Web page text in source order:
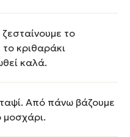
το
το κριθαράκι
καλά.
Από πάνω βάζουμε
μοσχάρι.